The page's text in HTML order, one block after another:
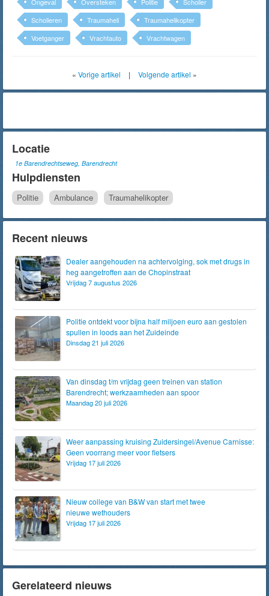
Scholieren
Traumaheli
Traumahelikopter
Voetganger
Vrachtauto Vrachtwagen
« Vorige artikel | Volgende artikel »
Locatie
1e Barendrechtseweg, Barendrecht
Hulpdiensten
Politie Ambulance Traumahelikopter
Recent nieuws
Dealer aangehouden na achtervolging, sok met drugs in
heg aangetroffen aan de Chopinstraat
Vrijdag 7 augustus 2026
Politie ontdekt voor bijna half miljoen euro aan gestolen
spullen in loods aan het Zuideinde
Dinsdag 21 juli 2026
Van dinsdag t/m vrijdag geen treinen van station
Barendrecht; werkzaamheden aan spoor
Maandag 20 juli 2026
Weer aanpassing kruising Zuidersingel/Avenue Carnisse:
Geen voorrang meer voor fietsers
Vrijdag 17 juli 2026
Nieuw college van B&W van start met twee
nieuwe wethouders
Vrijdag 17 juli 2026
Gerelateerd nieuws